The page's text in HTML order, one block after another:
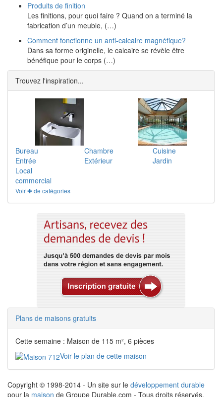
Produits de finition
Les finitions, pour quoi faire ? Quand on a terminé la
fabrication d’un meuble, (…)
Comment fonctionne un anti-calcaire magnétique?
Dans sa forme originelle, le calcaire se révèle être
bénéfique pour le corps (…)
Trouvez l'inspiration...
Bureau Chambre
Cuisine
Entrée
Extérieur
Jardin
Local
commercial
Voir ✚ de catégories
Plans de maisons gratuits
Cette semaine : Maison de 115 m², 6 pièces
Voir le plan de cette maison
Copyright © 1998-2014 - Un site sur le développement durable
pour la maison de Groupe Durable.com - Tous droits réservés.